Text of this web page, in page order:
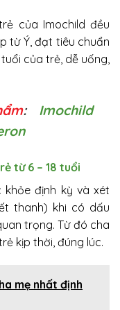
của Imochild đều
từ Ý, đạt tiêu chuẩn
của trẻ, dễ uống,
: Imochild
từ 6 – 18 tuổi
khỏe định kỳ và xét
thanh) khi có dấu
trọng. Từ đó cha
kịp thời, đúng lúc.
mẹ nhất định